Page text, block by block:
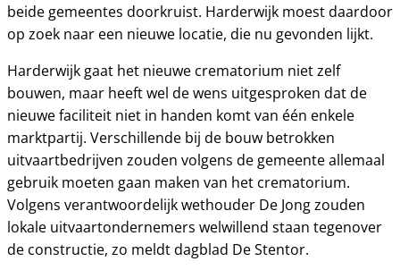
beide gemeentes doorkruist. Harderwijk moest daardoor
op zoek naar een nieuwe locatie, die nu gevonden lijkt.
Harderwijk gaat het nieuwe crematorium niet zelf
bouwen, maar heeft wel de wens uitgesproken dat de
nieuwe faciliteit niet in handen komt van één enkele
marktpartij. Verschillende bij de bouw betrokken
uitvaartbedrijven zouden volgens de gemeente allemaal
gebruik moeten gaan maken van het crematorium.
Volgens verantwoordelijk wethouder De Jong zouden
lokale uitvaartondernemers welwillend staan tegenover
de constructie, zo meldt dagblad De Stentor.